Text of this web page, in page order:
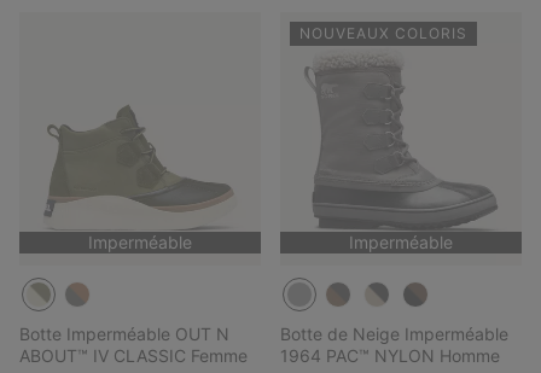
Imperméable
Botte Imperméable OUT N
ABOUT™ IV CLASSIC Femme
NOUVEAUX COLORIS
Imperméable
Botte de Neige Imperméable
1964 PAC™ NYLON Homme